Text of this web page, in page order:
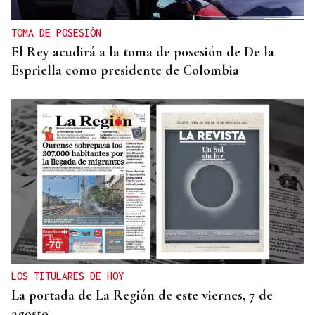
TOMA DE POSESIÓN
El Rey acudirá a la toma de posesión de De la
Espriella como presidente de Colombia
LOS TITULARES DE HOY
La portada de La Región de este viernes, 7 de